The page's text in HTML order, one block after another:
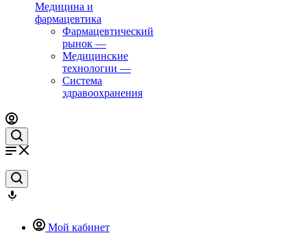
Медицина и
фармацевтика
Фармацевтический
рынок —
Медицинские
технологии —
Система
здравоохранения
Мой кабинет